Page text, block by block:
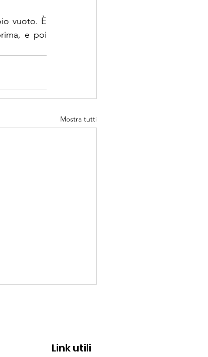
vuoto. È
e poi
Mostra tutti
Link utili